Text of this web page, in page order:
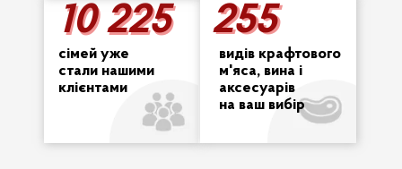
10 225
10 225
сімей уже
стали нашими
клієнтами
255
255
видів крафтового
м'яса, вина і
аксесуарів
на ваш вибір